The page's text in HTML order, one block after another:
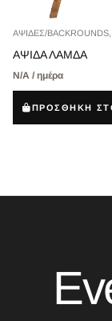
ΑΨΙΔΕΣ/BACKROUNDS,
ΑΨΙΔΑ ΛΑΜΔΑ
Ν/Α / ημέρα
ΠΡΟΣΘΗΚΗ